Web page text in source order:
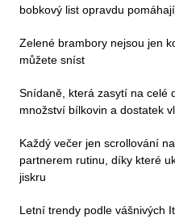
bobkový list opravdu
Zelené brambory nejsou jen
můžete sníst
Snídaně, která zasytí na celé
množství bílkovin a dostatek
Každý večer jen scrollování
partnerem rutinu, díky které
jiskru
Letní trendy podle vášnivých